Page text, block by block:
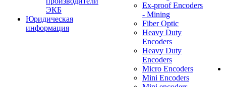
ЭКБ
Юридическая
информация
Ex-proof Encoders
- Mining
Fiber Optic
Heavy Duty
Encoders
Heavy Duty
Encoders
Micro Encoders
Mini Encoders